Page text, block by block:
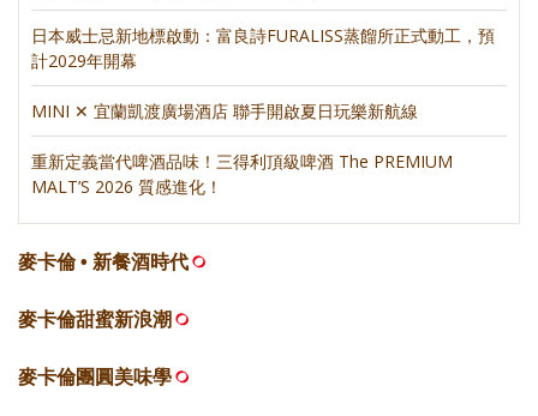
日本威士忌新地標啟動：富良詩FURALISS蒸餾所正式動工，預
計2029年開幕
MINI ✕ 宜蘭凱渡廣場酒店 聯手開啟夏日玩樂新航線
重新定義當代啤酒品味！三得利頂級啤酒 The PREMIUM
MALT’S 2026 質感進化！
麥卡倫 • 新餐酒時代
麥卡倫甜蜜新浪潮
麥卡倫團圓美味學